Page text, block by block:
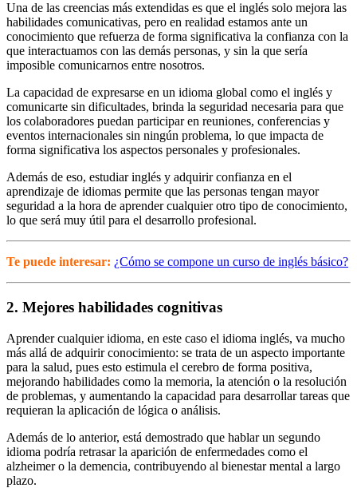
Una de las creencias más extendidas es que el inglés solo mejora las
habilidades comunicativas, pero en realidad estamos ante un
conocimiento que refuerza de forma significativa la confianza con la
que interactuamos con las demás personas, y sin la que sería
imposible comunicarnos entre nosotros.
La capacidad de expresarse en un idioma global como el inglés y
comunicarte sin dificultades, brinda la seguridad necesaria para que
los colaboradores puedan participar en reuniones, conferencias y
eventos internacionales sin ningún problema, lo que impacta de
forma significativa los aspectos personales y profesionales.
Además de eso, estudiar inglés y adquirir confianza en el
aprendizaje de idiomas permite que las personas tengan mayor
seguridad a la hora de aprender cualquier otro tipo de conocimiento,
lo que será muy útil para el desarrollo profesional.
Te puede interesar: ¿Cómo se compone un curso de inglés básico?
2. Mejores habilidades cognitivas
Aprender cualquier idioma, en este caso el idioma inglés, va mucho
más allá de adquirir conocimiento: se trata de un aspecto importante
para la salud, pues esto estimula el cerebro de forma positiva,
mejorando habilidades como la memoria, la atención o la resolución
de problemas, y aumentando la capacidad para desarrollar tareas que
requieran la aplicación de lógica o análisis.
Además de lo anterior, está demostrado que hablar un segundo
idioma podría retrasar la aparición de enfermedades como el
alzheimer o la demencia, contribuyendo al bienestar mental a largo
plazo.